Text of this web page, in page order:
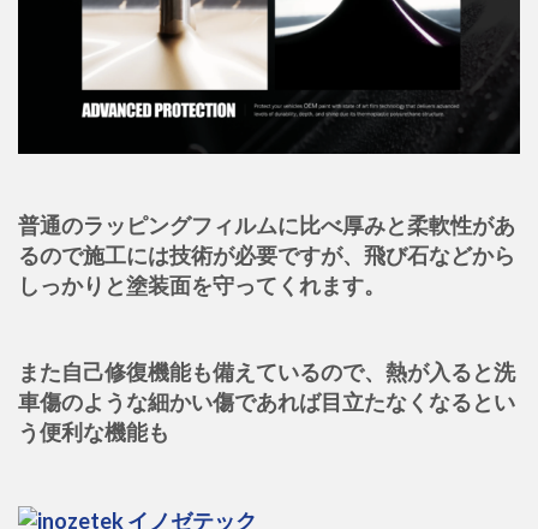
普通のラッピングフィルムに比べ厚みと柔軟性があ
るので施工には技術が必要ですが、飛び石などから
しっかりと塗装面を守ってくれます。
また自己修復機能も備えているので、熱が入ると洗
車傷のような細かい傷であれば目立たなくなるとい
う便利な機能も